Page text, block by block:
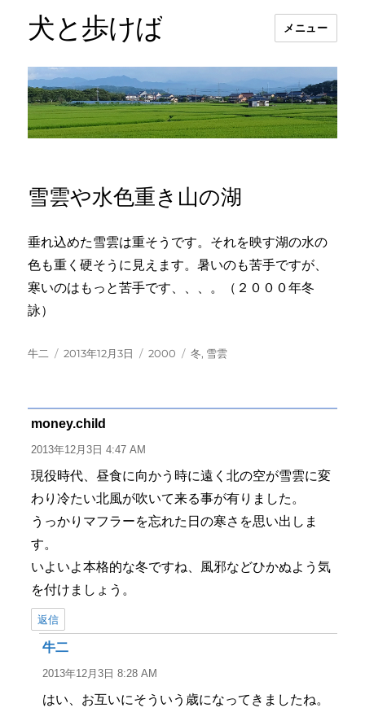
犬と歩けば メニュー
雪雲や水色重き山の湖
垂れ込めた雪雲は重そうです。それを映す湖の水の
色も重く硬そうに見えます。暑いのも苦手ですが、
寒いのはもっと苦手です、、、。（２０００年冬
詠）
投
牛二
投
2013年12月3日
カ
2000
タ
冬, 雪雲
money.child
り:
2013年12月3日 4:47 AM
現役時代、昼食に向かう時に遠く北の空が雪雲に変
わり冷たい北風が吹いて来る事が有りました。
うっかりマフラーを忘れた日の寒さを思い出しま
す。
いよいよ本格的な冬ですね、風邪などひかぬよう気
を付けましょう。
返信
牛二よ
り:
2013年12月3日 8:28 AM
はい、お互いにそういう歳になってきましたね。